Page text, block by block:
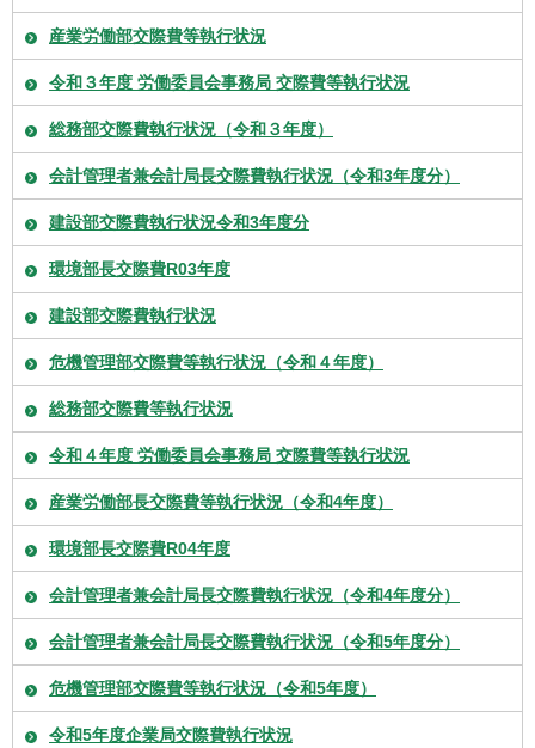
産業労働部交際費等執行状況
令和３年度 労働委員会事務局 交際費等執行状況
総務部交際費執行状況（令和３年度）
会計管理者兼会計局長交際費執行状況（令和3年度分）
建設部交際費執行状況令和3年度分
環境部長交際費R03年度
建設部交際費執行状況
危機管理部交際費等執行状況（令和４年度）
総務部交際費等執行状況
令和４年度 労働委員会事務局 交際費等執行状況
産業労働部長交際費等執行状況（令和4年度）
環境部長交際費R04年度
会計管理者兼会計局長交際費執行状況（令和4年度分）
会計管理者兼会計局長交際費執行状況（令和5年度分）
危機管理部交際費等執行状況（令和5年度）
令和5年度企業局交際費執行状況